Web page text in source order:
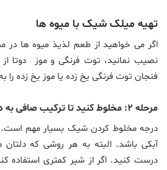
تهیه میلک شیک با میوه ها
اگر می خواهید از طعم لذیذ میوه ها
نصیب نمانید، توت فرنگی و موز
فنجان توت فرنگی یخ زده یا موز یخ زده
مرحله ۲: مخلوط کنید تا ترکیب صافی به دست آید
درجه مخلوط کردن شیک بسیار مهم
آبکی باشد. البته به هر روشی که دلتان
درست کنید. اگر از شیر کمتری استفاده